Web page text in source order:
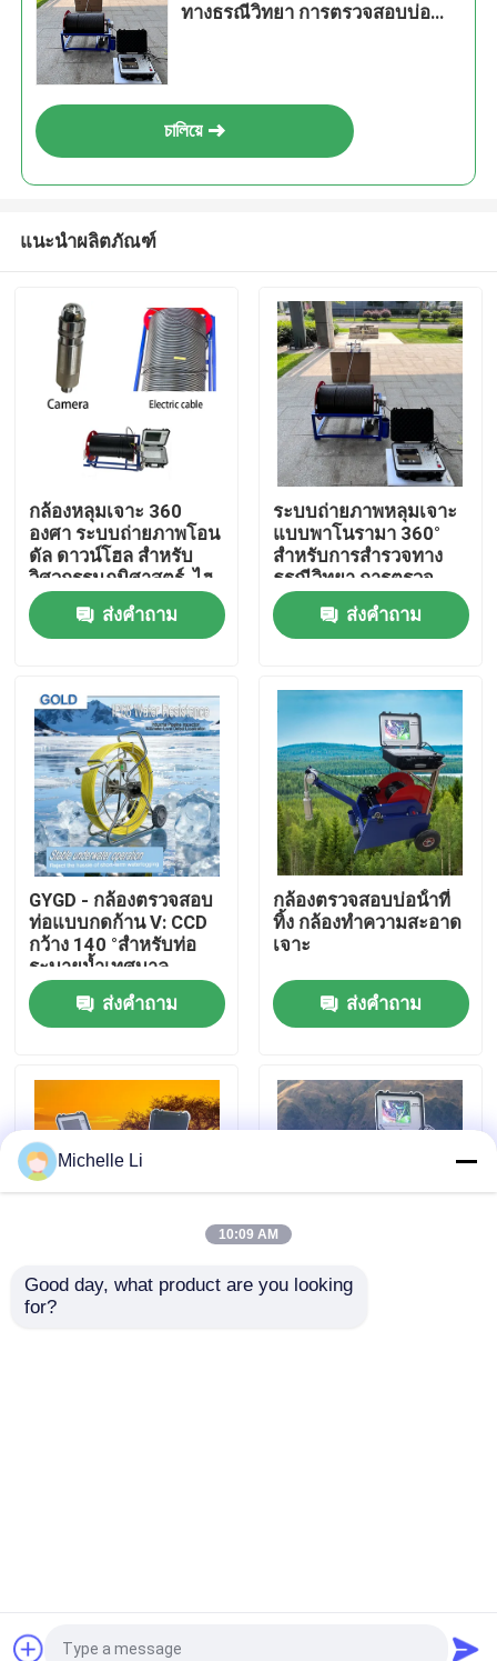
บ้าน
ผลิตภัณฑ์
ทัวร์โรงงาน
ควบคุมคุณภาพ
ติดต่อเรา
ขออ้าง
เครื่องมือสำรวจธรณีฟิสิกส์
เครื่องวัดความต้านทานทางธรณีฟิสิกส์
การบันทึกหลุมธรณีฟิสิกส์
กล้องตรวจสอบหลุมเจาะ
เครื่องวัดระดับน้ำบาดาล
การทดสอบการรับน้ำหนักของเสาเข็ม
ทางธรณีวิทยา การตรวจสอบบ่อน้ำ
চালিয়ে
แนะนำผลิตภัณฑ์
กล้องหลุมเจาะ 360
องศา ระบบถ่ายภาพโอน
ดัล ดาวน์โฮล สําหรับ
วิศวกรรมภูมิศาสตร์, ไฮ
โดรเจโอโลยี, การเหมือง
แร่ และการตรวจสอบ
บ่อน้ํา
ส่งคำถาม
ระบบถ่ายภาพหลุมเจาะ
แบบพาโนรามา 360°
สำหรับการสำรวจทาง
ธรณีวิทยา การตรวจ
สอบบ่อน้ำ และการ
สำรวจเหมืองแร่
ส่งคำถาม
GYGD - กล้องตรวจสอบ
ท่อแบบกดก้าน V: CCD
กว้าง 140 °สำหรับท่อ
ระบายน้ำเทศบาล
ส่งคำถาม
กล้องตรวจสอบบ่อน้ําที่
ทิ้ง กล้องทําความสะอาด
เจาะ
ส่งคำถาม
เครื่องสแกนหล่อแลก
เปลี่ยนความร้อนทาง
จีโอเทคโนโลยี ถ่ายภาพ
Mechanical & Electrical Equipment Co.,Ltd. All
Michelle Li
10:09 AM
Good day, what product are you looking
for?